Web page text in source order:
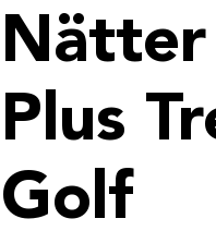
Nätter
Plus
Golf